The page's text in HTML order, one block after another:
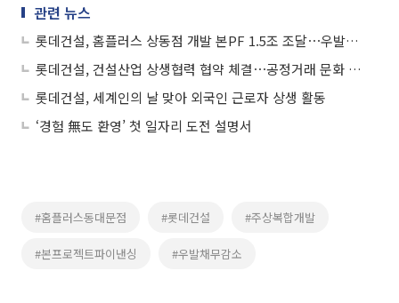
관련 뉴스
롯데건설, 홈플러스 상동점 개발 본PF 1.5조 조달⋯우발채무 2280억원 해소
롯데건설, 건설산업 상생협력 협약 체결⋯공정거래 문화 확산
롯데건설, 세계인의 날 맞아 외국인 근로자 상생 활동
‘경험 無도 환영’ 첫 일자리 도전 설명서
#홈플러스동대문점 #롯데건설 #주상복합개발
#본프로젝트파이낸싱 #우발채무감소